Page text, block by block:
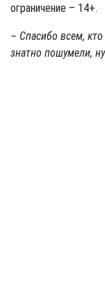
ограничение – 14+.
– Спасибо всем,
знатно пошумели,